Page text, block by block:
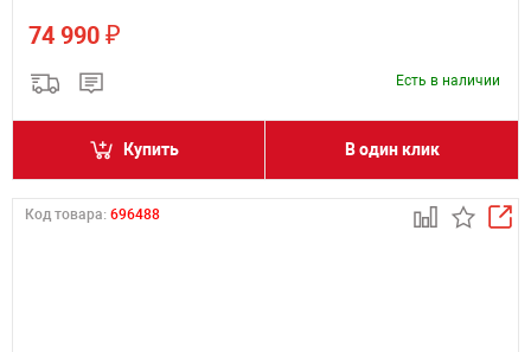
74 990 ₽
Есть в наличии
Купить В один клик
Код товара: 696488